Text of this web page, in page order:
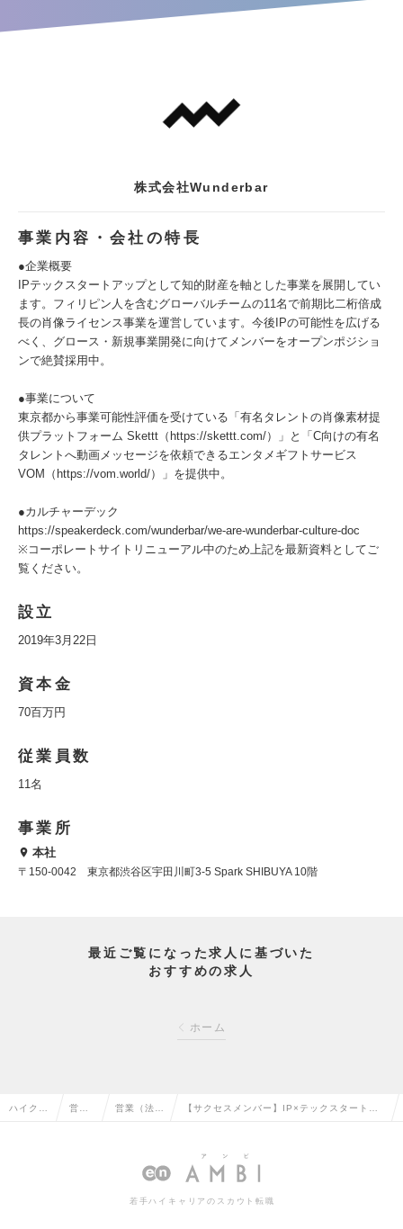
株式会社Wunderbar
事業内容・会社の特長
●企業概要
IPテックスタートアップとして知的財産を軸とした事業を展開してい
ます。フィリピン人を含むグローバルチームの11名で前期比二桁倍成
長の肖像ライセンス事業を運営しています。今後IPの可能性を広げる
べく、グロース・新規事業開発に向けてメンバーをオープンポジショ
ンで絶賛採用中。
●事業について
東京都から事業可能性評価を受けている「有名タレントの肖像素材提
供プラットフォーム Skettt（https://skettt.com/）」と「C向けの有名
タレントへ動画メッセージを依頼できるエンタメギフトサービス
VOM（https://vom.world/）」を提供中。
●カルチャーデック
https://speakerdeck.com/wunderbar/we-are-wunderbar-culture-doc
※コーポレートサイトリニューアル中のため上記を最新資料としてご
覧ください。
設立
2019年3月22日
資本金
70百万円
従業員数
11名
事業所
本社
〒150-0042 東京都渋谷区宇田川町3-5 Spark SHIBUYA 10階
最近ご覧になった求人に基づいた
おすすめの求人
ホーム
ハイクラ 営業 営業（法人 【サクセスメンバー】IP×テックスタートア
の求人情報
若手ハイキャリアのスカウト転職